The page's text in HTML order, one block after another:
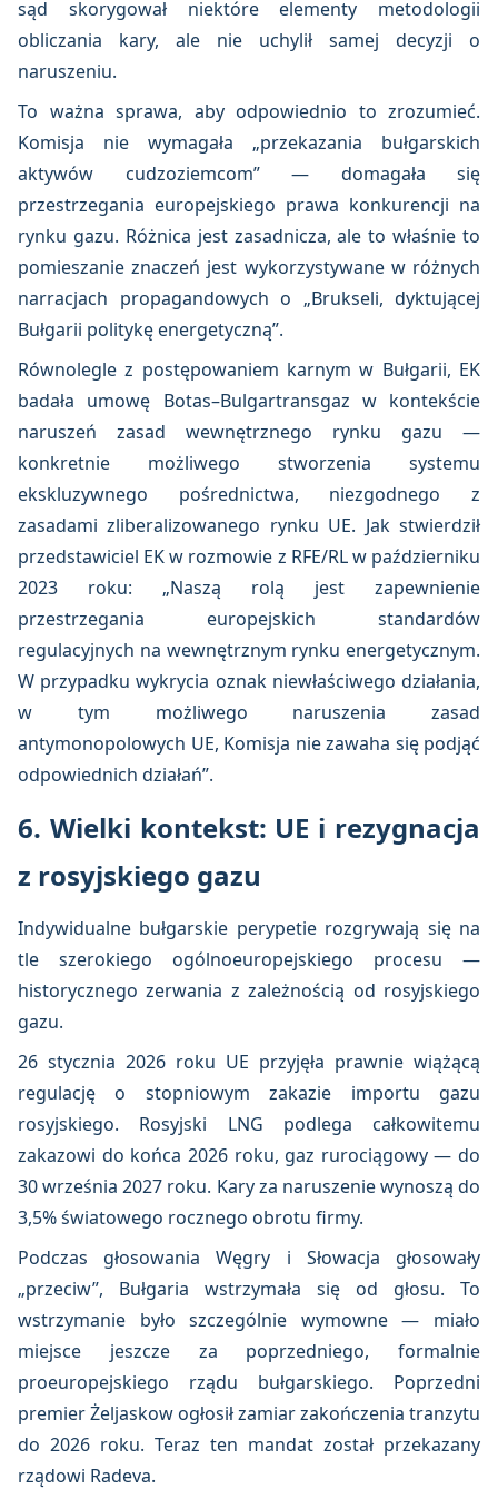
sąd skorygował niektóre elementy metodologii
obliczania kary, ale nie uchylił samej decyzji o
naruszeniu.
To ważna sprawa, aby odpowiednio to zrozumieć.
Komisja nie wymagała „przekazania bułgarskich
aktywów cudzoziemcom” — domagała się
przestrzegania europejskiego prawa konkurencji na
rynku gazu. Różnica jest zasadnicza, ale to właśnie to
pomieszanie znaczeń jest wykorzystywane w różnych
narracjach propagandowych o „Brukseli, dyktującej
Bułgarii politykę energetyczną”.
Równolegle z postępowaniem karnym w Bułgarii, EK
badała umowę Botas–Bulgartransgaz w kontekście
naruszeń zasad wewnętrznego rynku gazu —
konkretnie możliwego stworzenia systemu
ekskluzywnego pośrednictwa, niezgodnego z
zasadami zliberalizowanego rynku UE. Jak stwierdził
przedstawiciel EK w rozmowie z RFE/RL w październiku
2023 roku: „Naszą rolą jest zapewnienie
przestrzegania europejskich standardów
regulacyjnych na wewnętrznym rynku energetycznym.
W przypadku wykrycia oznak niewłaściwego działania,
w tym możliwego naruszenia zasad
antymonopolowych UE, Komisja nie zawaha się podjąć
odpowiednich działań”.
6. Wielki kontekst: UE i rezygnacja
z rosyjskiego gazu
Indywidualne bułgarskie perypetie rozgrywają się na
tle szerokiego ogólnoeuropejskiego procesu —
historycznego zerwania z zależnością od rosyjskiego
gazu.
26 stycznia 2026 roku UE przyjęła prawnie wiążącą
regulację o stopniowym zakazie importu gazu
rosyjskiego. Rosyjski LNG podlega całkowitemu
zakazowi do końca 2026 roku, gaz rurociągowy — do
30 września 2027 roku. Kary za naruszenie wynoszą do
3,5% światowego rocznego obrotu firmy.
Podczas głosowania Węgry i Słowacja głosowały
„przeciw”, Bułgaria wstrzymała się od głosu. To
wstrzymanie było szczególnie wymowne — miało
miejsce jeszcze za poprzedniego, formalnie
proeuropejskiego rządu bułgarskiego. Poprzedni
premier Żeljaskow ogłosił zamiar zakończenia tranzytu
do 2026 roku. Teraz ten mandat został przekazany
rządowi Radeva.